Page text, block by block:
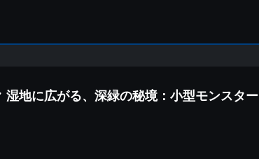
湿地に広がる、深緑の秘境：小型モンスター